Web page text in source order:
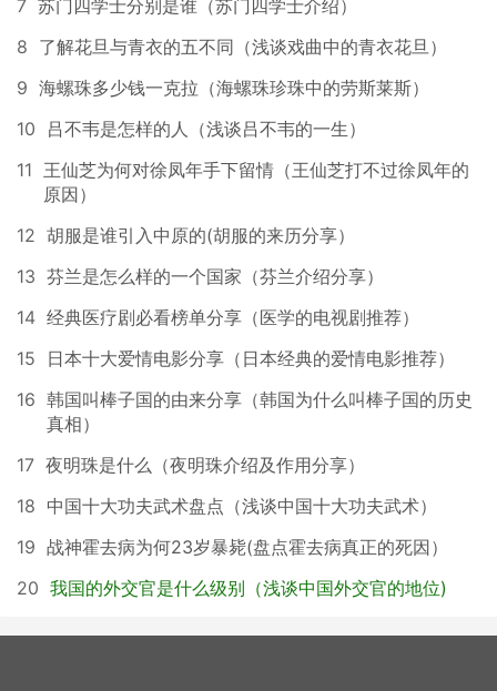
7 苏门四学士分别是谁（苏门四学士介绍）
8 了解花旦与青衣的五不同（浅谈戏曲中的青衣花旦）
9 海螺珠多少钱一克拉（海螺珠珍珠中的劳斯莱斯）
10
吕不韦是怎样的人（浅谈吕不韦的一生）
11 王仙芝为何对徐凤年手下留情（王仙芝打不过徐凤年的
原因）
12 胡服是谁引入中原的(胡服的来历分享）
13 芬兰是怎么样的一个国家（芬兰介绍分享）
14 经典医疗剧必看榜单分享（医学的电视剧推荐）
15
日本十大爱情电影分享（日本经典的爱情电影推荐）
16 韩国叫棒子国的由来分享（韩国为什么叫棒子国的历史
真相）
17 夜明珠是什么（夜明珠介绍及作用分享）
18 中国十大功夫武术盘点（浅谈中国十大功夫武术）
19 战神霍去病为何23岁暴毙(盘点霍去病真正的死因）
20 我国的外交官是什么级别（浅谈中国外交官的地位)